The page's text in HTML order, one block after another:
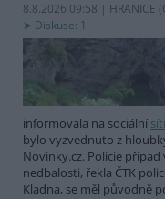
8.8.2026 09:58 | HRANICE (
Diskuse: 1
informovala na sociální síti
bylo vyzvednuto z
Novinky.cz. Policie
nedbalosti, řekla ČTK
Kladna, se měl původně